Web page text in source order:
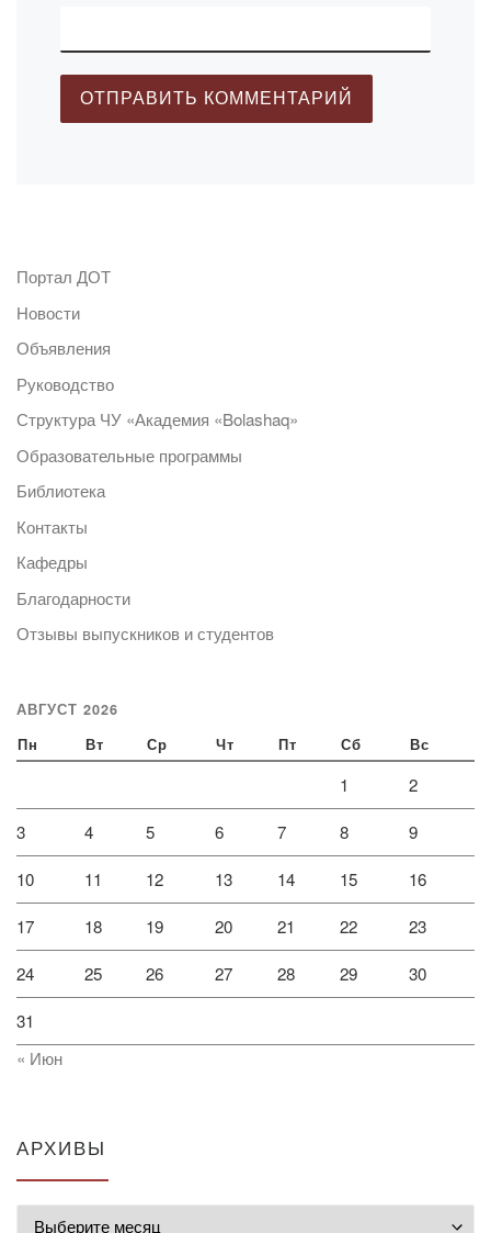
Портал ДОТ
Новости
Объявления
Руководство
Структура ЧУ «Академия «Bolashaq»
Образовательные программы
Библиотека
Контакты
Кафедры
Благодарности
Отзывы выпускников и студентов
АВГУСТ 2026
Пн Вт Ср Чт Пт Сб Вс
1 2
3 4 5 6 7 8 9
10 11 12 13 14 15 16
17 18 19 20 21 22 23
24 25 26 27 28 29 30
31
« Июн
АРХИВЫ